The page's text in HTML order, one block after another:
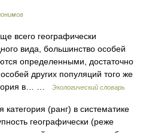
всего географически
вида, большинство особей
определенными, достаточно
других популяций того же
в… …
Экологический словарь
(ранг) в систематике
географически (реже